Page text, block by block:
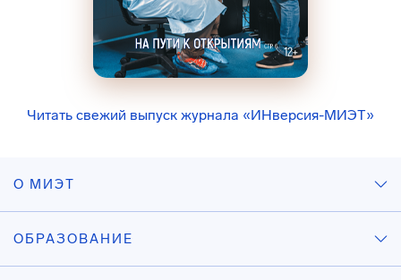
Читать свежий выпуск журнала «ИНверсия-МИЭТ»
О МИЭТ
ОБРАЗОВАНИЕ